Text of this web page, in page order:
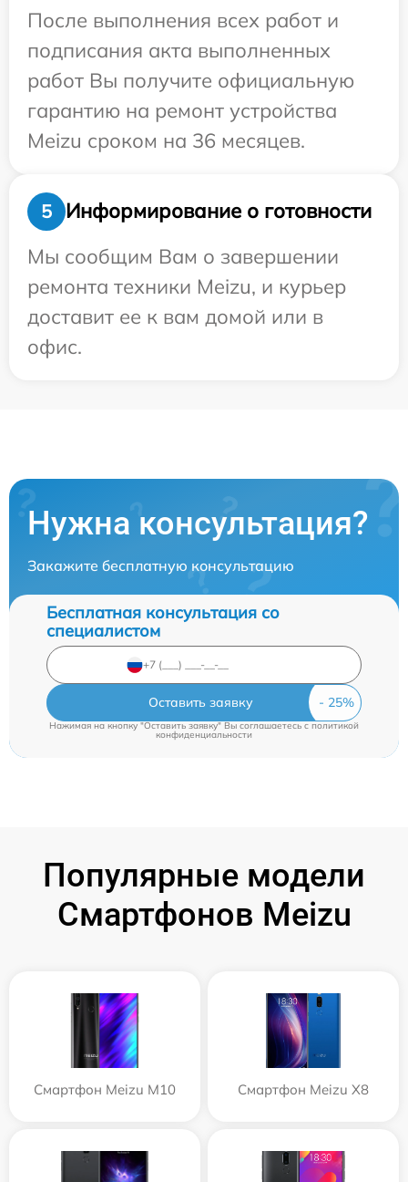
После выполнения всех работ и
подписания акта выполненных
работ Вы получите официальную
гарантию на ремонт устройства
Meizu сроком на 36 месяцев.
5
Информирование о готовности
Мы сообщим Вам о завершении
ремонта техники Meizu, и курьер
доставит ее к вам домой или в
офис.
Нужна консультация?
Закажите бесплатную консультацию
Бесплатная консультация со
специалистом
Оставить заявку
Нажимая на кнопку "Оставить заявку" Вы соглашаетесь cполитикой
конфиденциальности
Популярные модели
Смартфонов Meizu
Смартфон Meizu M10 Смартфон Meizu X8